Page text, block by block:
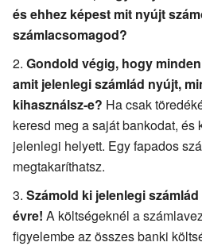
és ehhez képest mit nyújt
számlacsomagod?
Gondold végig, hogy
amit jelenlegi számlád nyújt,
kihasználsz-e? Ha csak
keresd meg a saját bankodat, és
jelenlegi helyett. Egy fapados
megtakaríthatsz.
Számold ki jelenlegi
évre! A költségeknél a
figyelembe az összes banki